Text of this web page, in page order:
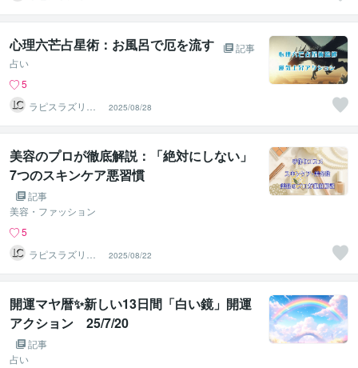
リエイト
心理六芒占星術：お風呂で厄を流す
記事
占い
5
ラピスラズリク
リエイト
2025/08/28
美容のプロが徹底解説：「絶対にしない」
7つのスキンケア悪習慣
記事
美容・ファッション
5
ラピスラズリク
リエイト
2025/08/22
開運マヤ暦✨新しい13日間「白い鏡」開運
アクション 25/7/20
記事
占い